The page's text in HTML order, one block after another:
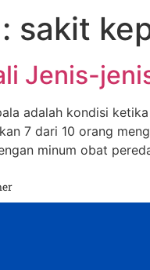
sakit
Jenis-
adalah kondisi
7 dari 10 orang
minum obat